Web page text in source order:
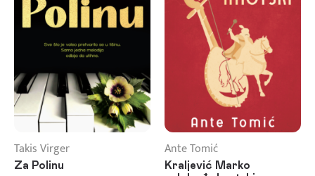
Takis Virger
Za Polinu
Ante Tomić
Kraljević Marko